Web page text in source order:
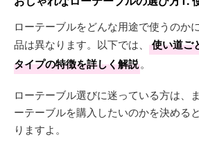
ローテーブルをどんな用途で使うのか
品は異なります。以下では、
使い道ご
タイプの特徴を詳しく解説。
ローテーブル選びに迷っている方は、
ーテーブルを購入したいのかを決める
りますよ。